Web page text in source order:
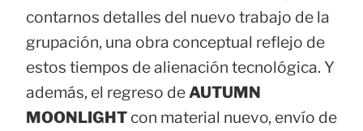
contarnos detalles del nuevo trabajo de la
grupación, una obra conceptual reflejo de
estos tiempos de alienación tecnológica. Y
además, el regreso de AUTUMN
MOONLIGHT con material nuevo, envío de